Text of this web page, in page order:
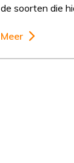
de soorten die
Meer